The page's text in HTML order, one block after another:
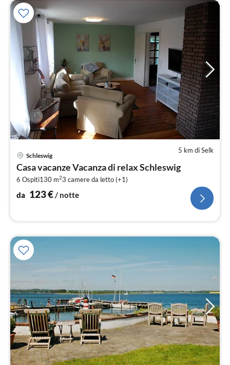
5 km di Selk
Schleswig
Casa vacanze Vacanza di relax Schleswig
6 Ospiti130 m23 camere da letto (+1)
da 123€/ notte